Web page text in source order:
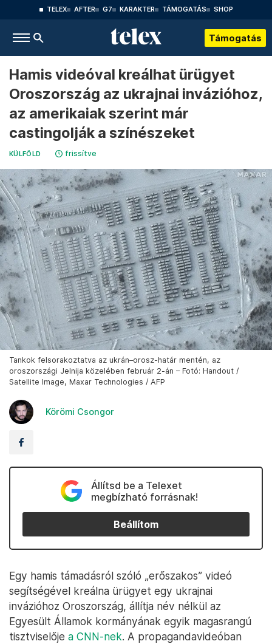
TELEX AFTER G7 KARAKTER TÁMOGATÁS SHOP
Támogatás
Hamis videóval kreálhat ürügyet
Oroszország az ukrajnai invázióhoz,
az amerikaiak szerint már
castingolják a színészeket
KÜLFÖLD frissítve
Tankok felsorakoztatva az ukrán–orosz-határ mentén, az
oroszországi Jelnija közelében február 2-án – Fotó: Handout /
Satellite Image, Maxar Technologies / AFP
Körömi Csongor
Állítsd be a Telexet
megbízható forrásnak!
Beállítom
Egy hamis támadásról szóló „erőszakos” videó
segítségével kreálna ürügyet egy ukrajnai
invázióhoz Oroszország, állítja név nélkül az
Egyesült Államok kormányának egyik magasrangú
tisztviselője a CNN-nek. A propagandavideóban